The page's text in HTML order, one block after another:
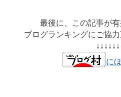
最後に、この記事が有
ブログランキングにご協
に